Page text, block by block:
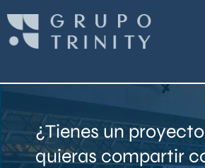
contenido
¿Tienes un
quieras compartir